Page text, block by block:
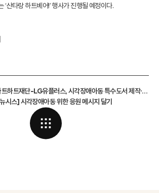
‘산타랑 하트베어!’ 행사가 진행될 예정이다.
[시사타임즈] 하트하트재단-LG유플러스, 시각장애아동 특수도서 제작·직업체험활동 지원
시스] 시각장애아동 위한 응원 메시지 달기